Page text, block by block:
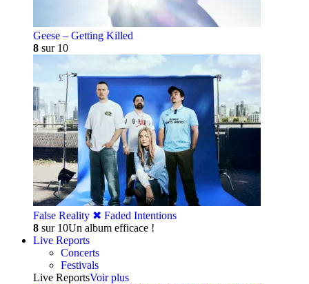
Geese – Getting Killed
8 sur 10
False Reality ✖︎ Faded Intentions
8 sur 10Un album efficace !
Live Reports
Concerts
Festivals
Live ReportsVoir plus